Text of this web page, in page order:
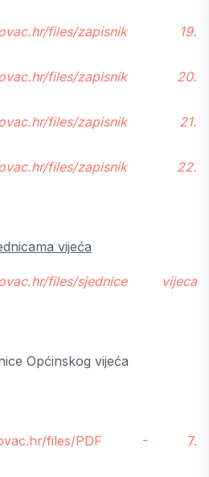
files/zapisnik 19.
files/zapisnik 20.
files/zapisnik 21.
files/zapisnik 22.
vijeća
files/sjednice vijeca
Općinskog vijeća
bizovac.hr/files/PDF - 7.